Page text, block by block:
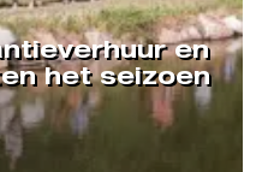
en
het seizoen